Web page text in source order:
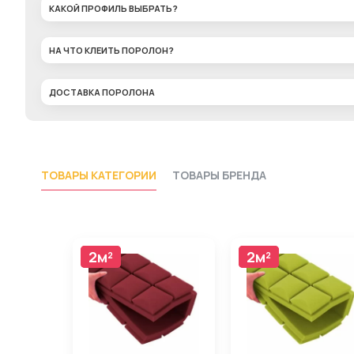
КАКОЙ ПРОФИЛЬ ВЫБРАТЬ?
НА ЧТО КЛЕИТЬ ПОРОЛОН?
ДОСТАВКА ПОРОЛОНА
ТОВАРЫ КАТЕГОРИИ ТОВАРЫ БРЕНДА
2м²
2м² 2м²
2м²